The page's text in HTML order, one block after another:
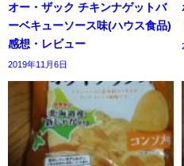
オー・ザック チキンナゲットバ
ーベキューソース味(ハウス食品)
感想・レビュー
2019年11月6日